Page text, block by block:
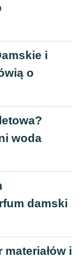
i
o
woda
damski
i